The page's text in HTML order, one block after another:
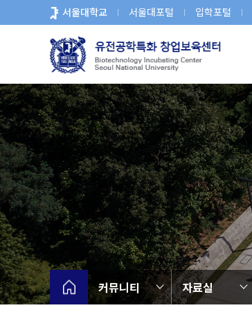
로
뉴
서울대학교 서울대포털 입학포털
커뮤니티 자료실